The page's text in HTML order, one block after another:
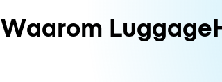
Waarom